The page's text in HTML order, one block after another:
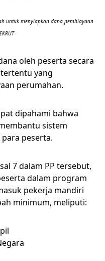
untuk menyiapkan dana pembiayaan
oleh peserta secara
yang
perumahan.
dipahami bahwa
sistem
peserta.
7 dalam PP tersebut,
dalam program
pekerja mandiri
minimum, meliputi: